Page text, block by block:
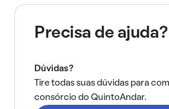
Precisa de ajuda?
Dúvidas?
Tire todas suas dúvidas para
consórcio do QuintoAndar.